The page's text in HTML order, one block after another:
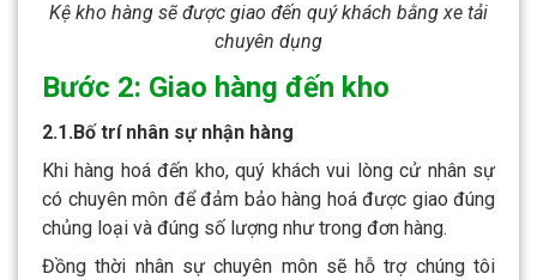
Kệ kho hàng sẽ được giao đến quý khách bằng xe tải
chuyên dụng
Bước 2: Giao hàng đến kho
2.1.Bố trí nhân sự nhận hàng
Khi hàng hoá đến kho, quý khách vui lòng cử nhân sự
có chuyên môn để đảm bảo hàng hoá được giao đúng
chủng loại và đúng số lượng như trong đơn hàng.
Đồng thời nhân sự chuyên môn sẽ hỗ trợ chúng tôi